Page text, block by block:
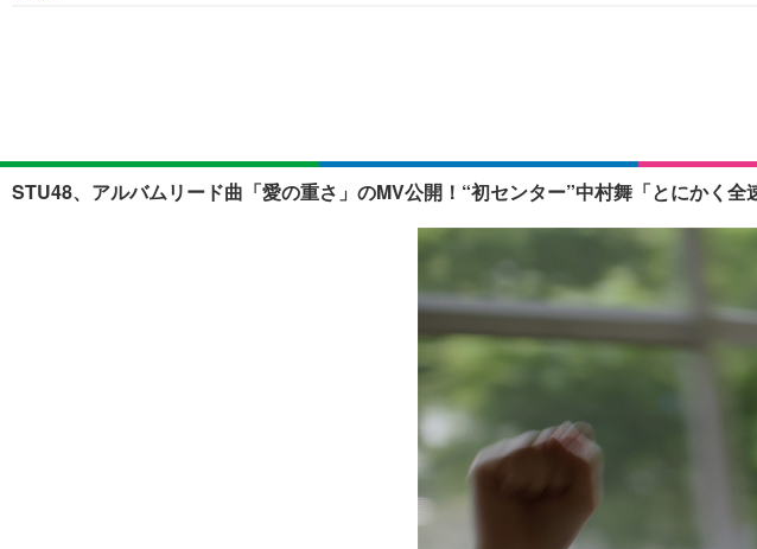
ショッピング
STU48、アルバムリード曲「愛の重さ」のMV公開！“初センター”中村舞「とにかく